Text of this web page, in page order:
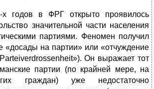
годов в ФРГ открыто проявилось
зна­чительной части населения
партиями. Феномен полу­чил
«досады на партии» или «отчуждение
Он выражает тот
партии (по крайней мере, на
граждан) уже недостаточно